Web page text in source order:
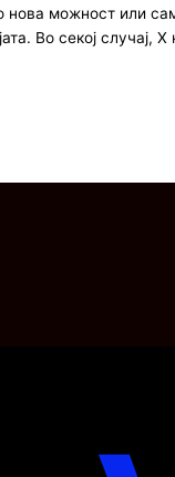
нова можност или
Во секој случај,